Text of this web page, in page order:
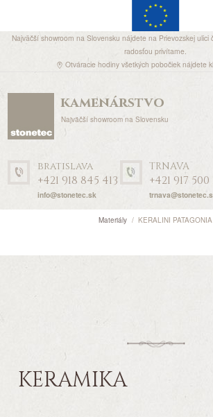
Najväčší showroom na Slovensku nájdete na Prievozskej ulici
radosťou privítame.
Otváracie hodiny všetkých pobočiek nájdete
kamenárstvo
Najväčší showroom na Slovensku
bratislava
+421 918 845 413
info@stonetec.sk
TRNAVA
+421 917 500
Materiály KERALINI PATAGONIA
KERAMIKA